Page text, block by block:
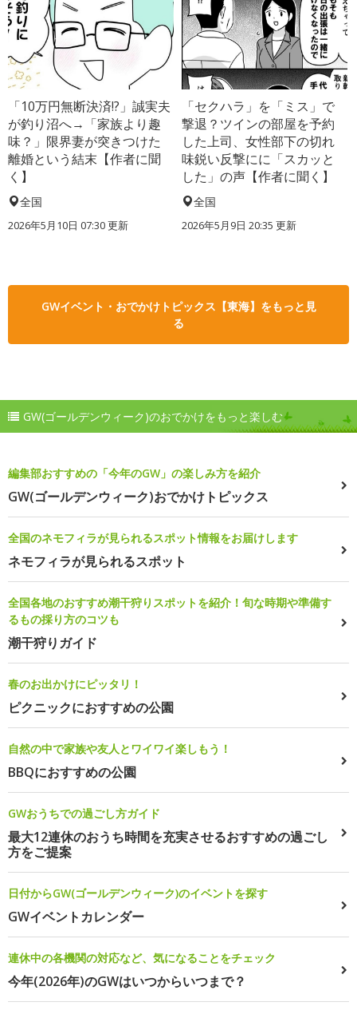
「10万円無断決済!?」誠実夫
が釣り沼へ→「家族より趣
味？」限界妻が突きつけた
離婚という結末【作者に聞
く】
全国
2026年5月10日 07:30 更新
「セクハラ」を「ミス」で
撃退？ツインの部屋を予約
した上司、女性部下の切れ
味鋭い反撃にに「スカッと
した」の声【作者に聞く】
全国
2026年5月9日 20:35 更新
GWイベント・おでかけトピックス【東海】をもっと見
る
GW(ゴールデンウィーク)のおでかけをもっと楽しむ
編集部おすすめの「今年のGW」の楽しみ方を紹介
GW(ゴールデンウィーク)おでかけトピックス
全国のネモフィラが見られるスポット情報をお届けします
ネモフィラが見られるスポット
全国各地のおすすめ潮干狩りスポットを紹介！旬な時期や準備す
るもの採り方のコツも
潮干狩りガイド
春のお出かけにピッタリ！
ピクニックにおすすめの公園
自然の中で家族や友人とワイワイ楽しもう！
BBQにおすすめの公園
GWおうちでの過ごし方ガイド
最大12連休のおうち時間を充実させるおすすめの過ごし
方をご提案
日付からGW(ゴールデンウィーク)のイベントを探す
GWイベントカレンダー
連休中の各機関の対応など、気になることをチェック
今年(2026年)のGWはいつからいつまで？